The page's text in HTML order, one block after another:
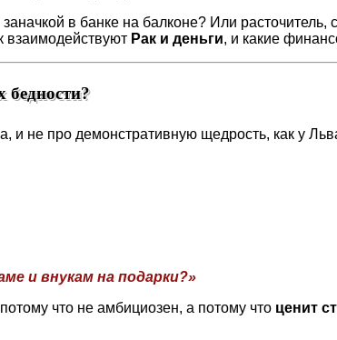
в банке на балконе? Или
взаимодействуют Рак и деньги, и какие
бедности?
и не про демонстративную щедрость, как у
и внукам на подарки?»
что не амбициозен, а потому что ценит